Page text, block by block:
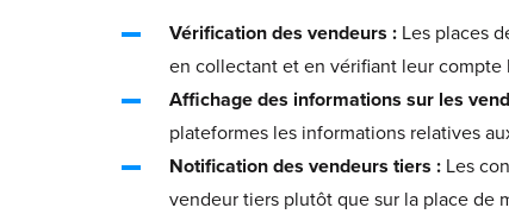
Vérification des vendeurs : Les places
en collectant et en vérifiant leur
Affichage des informations sur les
plateformes les informations relatives
Notification des vendeurs tiers : Les
vendeur tiers plutôt que sur la place de